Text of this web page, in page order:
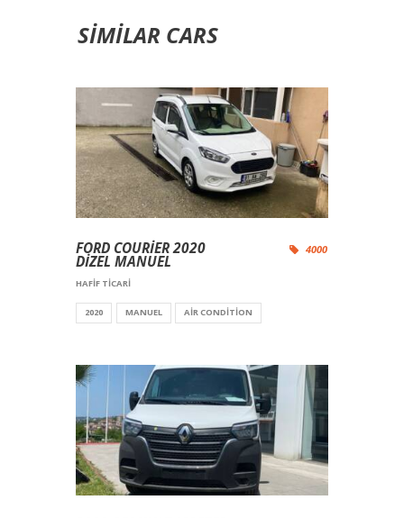
SIMILAR CARS
FORD COURİER 2020
DİZEL MANUEL
HAFIF TICARI
4000
2020 MANUEL AIR CONDITION